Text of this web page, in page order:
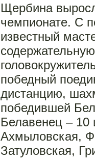
Щербина
чемпионате. С
известный
победный
дистанцию,
победившей
Белавенец –
Ахмыловская,
Затуловская,